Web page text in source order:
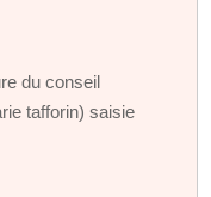
du conseil
tafforin) saisie